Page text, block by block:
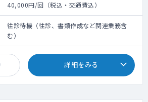
40,000円/回（税込・交通費込）
往診待機（往診、書類作成など関連業務含
む）
詳細をみる